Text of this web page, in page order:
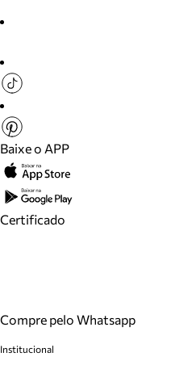
Baixe o APP
Certificado
Compre pelo Whatsapp
Institucional